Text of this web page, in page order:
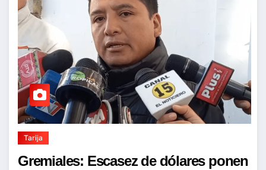
Tarija
Gremiales: Escasez de dólares ponen